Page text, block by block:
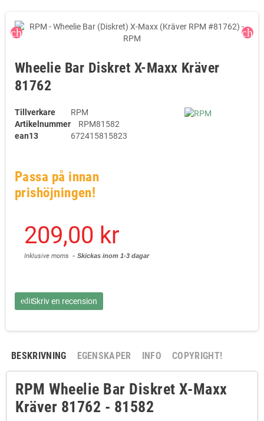
chevron_left
Wheelie Bar Diskret X-Maxx Kräver
81762
Tillverkare
RPM
Artikelnummer
RPM81582
ean13
672415815823
Passa på innan
prishöjningen!
209,00 kr
Inklusive moms Skickas inom 1-3 dagar
editSkriv en recension
BESKRIVNING EGENSKAPER INFO COPYRIGHT!
RPM Wheelie Bar Diskret X-Maxx
Kräver 81762 - 81582